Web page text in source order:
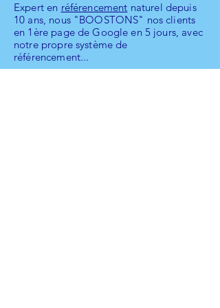
Expert en référencement naturel depuis
10 ans, nous "BOOSTONS" nos clients
en 1ère page de Google en 5 jours, avec
notre propre système de
référencement...